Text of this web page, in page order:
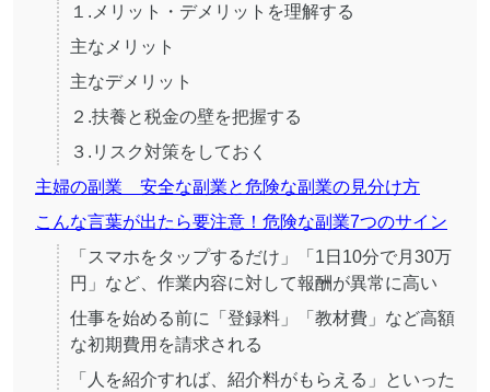
１.メリット・デメリットを理解する
主なメリット
主なデメリット
２.扶養と税金の壁を把握する
３.リスク対策をしておく
主婦の副業 安全な副業と危険な副業の見分け方
こんな言葉が出たら要注意！危険な副業7つのサイン
「スマホをタップするだけ」「1日10分で月30万
円」など、作業内容に対して報酬が異常に高い
仕事を始める前に「登録料」「教材費」など高額
な初期費用を請求される
「人を紹介すれば、紹介料がもらえる」といった